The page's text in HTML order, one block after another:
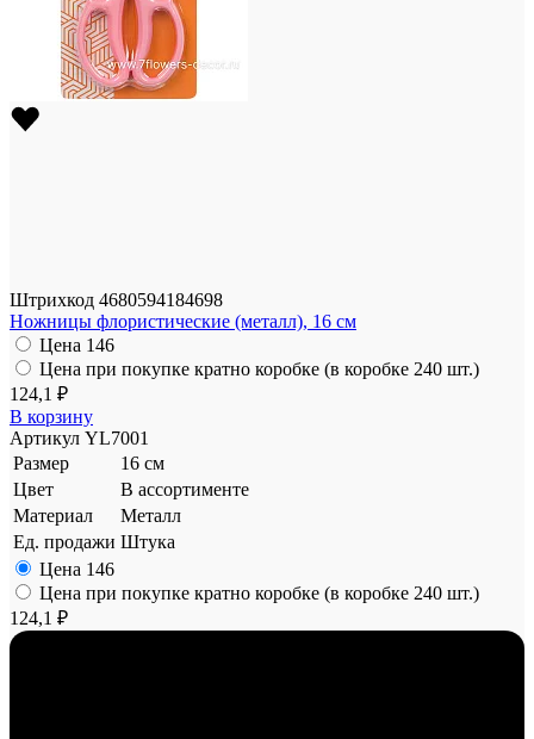
Штрихкод 4680594184698
Ножницы флористические (металл), 16 см
Цена 146
Цена при покупке кратно коробке (в коробке 240 шт.)
124,1 ₽
В корзину
Артикул YL7001
Размер
16 см
Цвет
В ассортименте
Материал
Металл
Ед. продажи Штука
Цена 146
Цена при покупке кратно коробке (в коробке 240 шт.)
124,1 ₽